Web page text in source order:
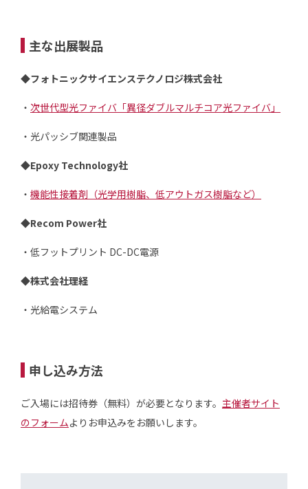
主な出展製品
◆フォトニックサイエンステクノロジ株式会社
・ 次世代型光ファイバ「異径ダブルマルチコア光ファイバ」
・光パッシブ関連製品
◆Epoxy Technology社
・ 機能性接着剤（光学用樹脂、低アウトガス樹脂など）
◆Recom Power社
・低フットプリント DC-DC電源
◆株式会社理経
・光給電システム
申し込み方法
ご入場には招待券（無料）が必要となります。 主催者サイト
のフォームよりお申込みをお願いします。